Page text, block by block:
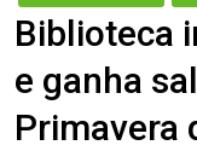
Biblioteca
e ganha
Primavera